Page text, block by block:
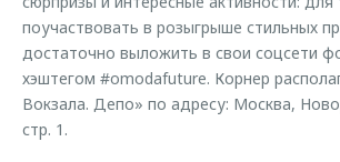
поучаствовать в розыгрыше стильных
достаточно выложить в свои соцсети
хэштегом #omodafuture. Корнер
Вокзала. Депо» по адресу: Москва,
стр. 1.